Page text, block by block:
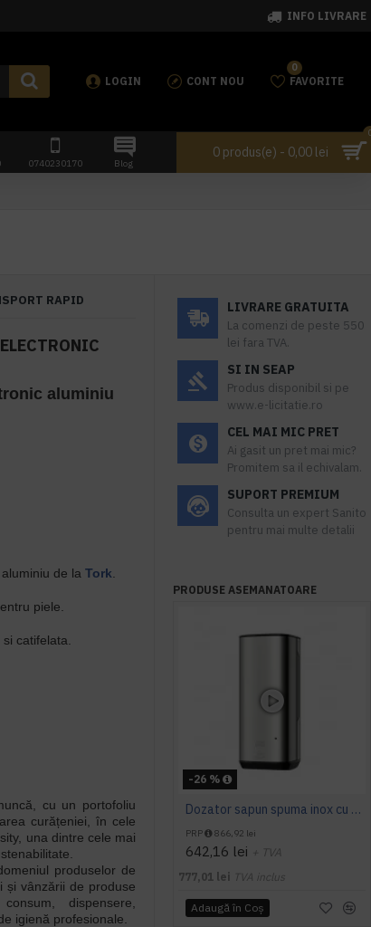
INFO LIVRARE
LOGIN CONT NOU FAVORITE
0
0740230170 Blog
0 produs(e) - 0,00 lei
RAPID
aluminiu
aluminiu de laTork
piele.
catifelata.
cu un portofoliu
curățeniei, în cele
una dintre cele mai
produselor de
și vânzării de produse
dispensere,
igienă profesionale.
LIVRARE GRATUITA
La comenzi de peste 550
lei fara TVA.
SI IN SEAP
Produs disponibil si pe
www.e-licitatie.ro
CEL MAI MIC PRET
Ai gasit un pret mai mic?
Promitem sa il echivalam.
SUPORT PREMIUM
Consulta un expert Sanito
pentru mai multe detalii
PRODUSE ASEMANATOARE
-26 %
Dozator sapun spuma inox cu senzor, 1L, Tork
PRP 866,92 lei
642,16 lei + TVA
777,01 lei TVA inclus
Adaugă în Coş